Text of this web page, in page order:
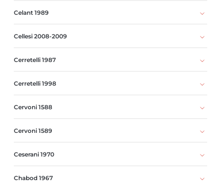
Celant 1989
Cellesi 2008-2009
Cerretelli 1987
Cerretelli 1998
Cervoni 1588
Cervoni 1589
Ceserani 1970
Chabod 1967